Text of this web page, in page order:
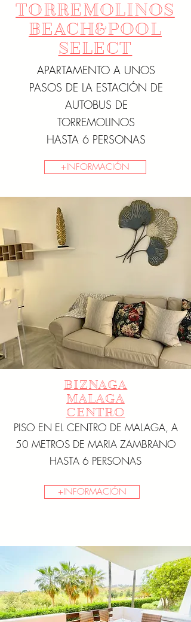
TORREMOLINOS
BEACH&POOL
SELECT
APARTAMENTO A UNOS
PASOS DE LA ESTACIÓN DE
AUTOBUS DE
TORREMOLINOS
HASTA 6 PERSONAS
+INFORMACIÓN
BIZNAGA
MALAGA
CENTRO
PISO EN EL CENTRO DE MALAGA, A
50 METROS DE MARIA ZAMBRANO
HASTA 6 PERSONAS
+INFORMACIÓN